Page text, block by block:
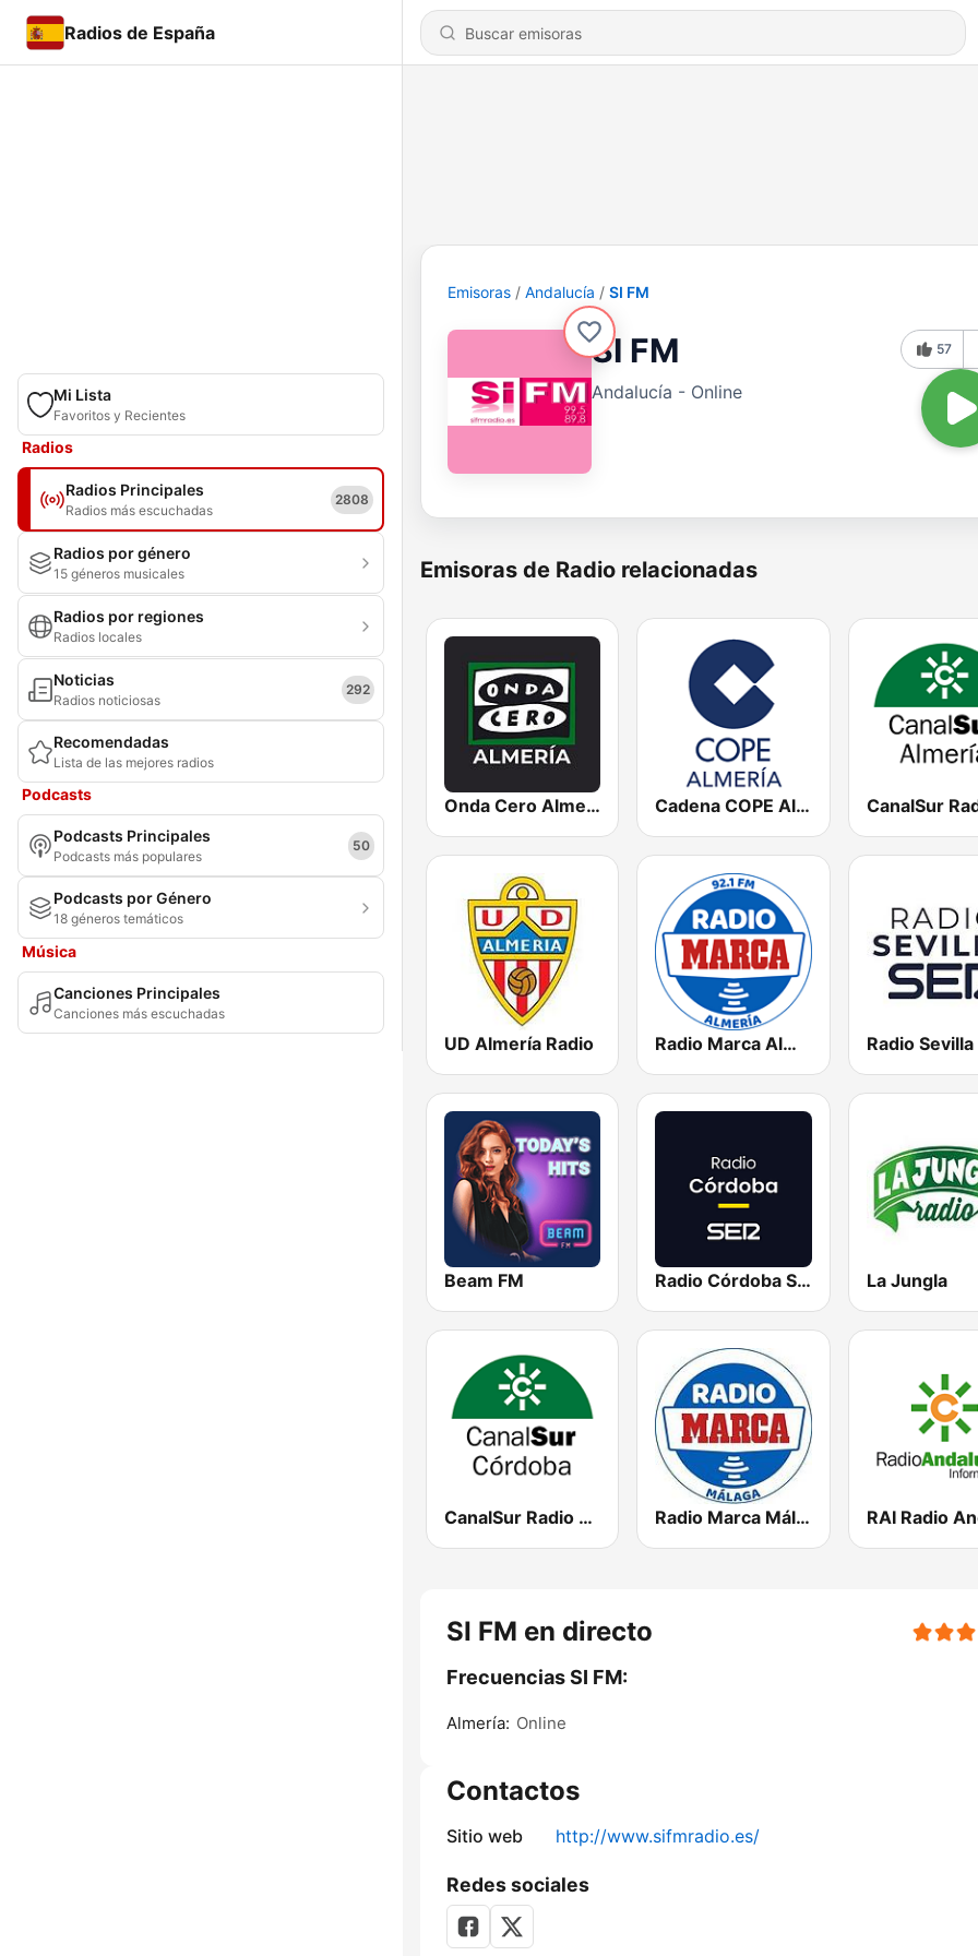
Radios de España
Mi Lista
Favoritos y Recientes
Radios
Radios Principales
Radios más escuchadas
2808
Radios por género
15 géneros musicales
Radios por regiones
Radios locales
Noticias
Radios noticiosas
292
Recomendadas
Lista de las mejores radios
Podcasts
Podcasts Principales
Podcasts más populares
50
Podcasts por Género
18 géneros temáticos
Música
Canciones Principales
Canciones más escuchadas
Emisoras Andalucía SI FM
SI FM
Andalucía - Online
57
Emisoras de Radio relacionadas
Onda Cero Almería Cadena COPE Almería
UD Almería Radio Radio Marca Almería Radio Sevilla
Beam FM Radio Córdoba SER La Jungla
CanalSur Radio Córdoba Radio Marca Málaga
SI FM en directo
Frecuencias SI FM:
Almería: Online
Contactos
Sitio web http://www.sifmradio.es/
Redes sociales